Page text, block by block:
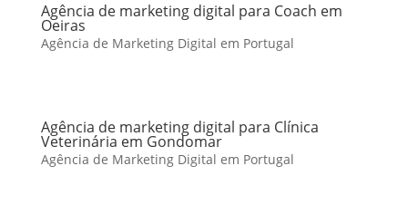
Agência de marketing digital para Coach em
Oeiras
Agência de Marketing Digital em Portugal
Agência de marketing digital para Clínica
Veterinária em Gondomar
Agência de Marketing Digital em Portugal